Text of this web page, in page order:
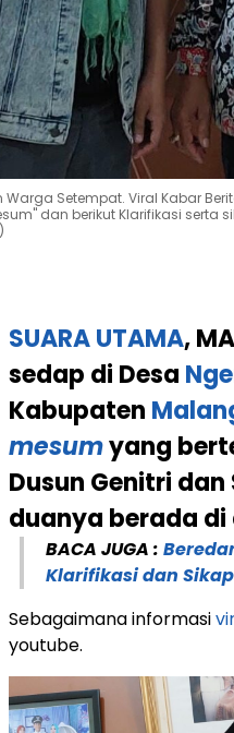
Setempat. Viral Kabar
dan berikut Klarifikasi
SUARA UTAMA,
sedap di Desa
Kabupaten
mesumyang
Dusun Genitri
duanya berada di
BACA JUGA :
Klarifikasi dan
Sebagaimana informasi
youtube.